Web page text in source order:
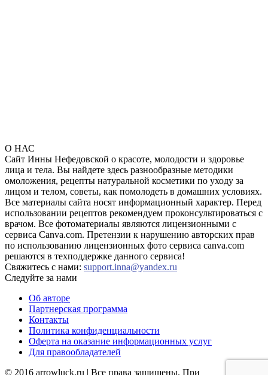
О НАС
Сайт Инны Нефедовской о красоте, молодости и здоровье
лица и тела. Вы найдете здесь разнообразные методики
омоложения, рецепты натуральной косметики по уходу за
лицом и телом, советы, как помолодеть в домашних условиях.
Все материалы сайта носят информационный характер. Перед
использовании рецептов рекомендуем проконсультироваться с
врачом. Все фотоматериалы являются лицензионными с
сервиса Canva.com. Претензии к нарушению авторских прав
по использованию лицензионных фото сервиса canva.com
решаются в техподдержке данного сервиса!
Свяжитесь с нами: support.inna@yandex.ru
Следуйте за нами
Об авторе
Партнерская программа
Контакты
Политика конфиденциальности
Оферта на оказание информационных услуг
Для правообладателей
© 2016 arrowluck.ru | Все права защищены. При